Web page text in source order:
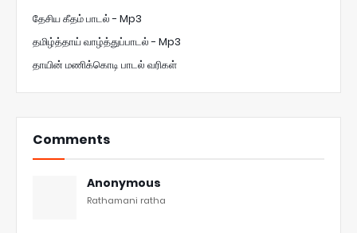
தேசிய கீதம் பாடல் - Mp3
தமிழ்த்தாய் வாழ்த்துப்பாடல் - Mp3
தாயின் மணிக்கொடி பாடல் வரிகள்
Comments
Anonymous
Rathamani ratha